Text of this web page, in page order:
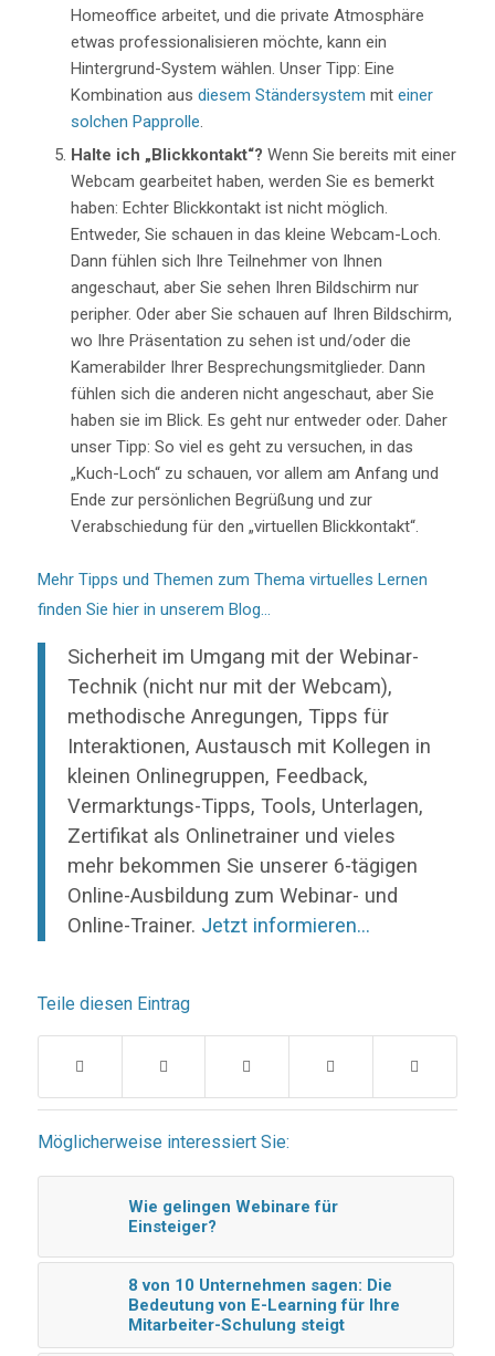
Homeoffice arbeitet, und die private Atmosphäre
etwas professionalisieren möchte, kann ein
Hintergrund-System wählen. Unser Tipp: Eine
Kombination aus diesem Ständersystem mit einer
solchen Papprolle.
Halte ich „Blickkontakt“? Wenn Sie bereits mit einer
Webcam gearbeitet haben, werden Sie es bemerkt
haben: Echter Blickkontakt ist nicht möglich.
Entweder, Sie schauen in das kleine Webcam-Loch.
Dann fühlen sich Ihre Teilnehmer von Ihnen
angeschaut, aber Sie sehen Ihren Bildschirm nur
peripher. Oder aber Sie schauen auf Ihren Bildschirm,
wo Ihre Präsentation zu sehen ist und/oder die
Kamerabilder Ihrer Besprechungsmitglieder. Dann
fühlen sich die anderen nicht angeschaut, aber Sie
haben sie im Blick. Es geht nur entweder oder. Daher
unser Tipp: So viel es geht zu versuchen, in das
„Kuch-Loch“ zu schauen, vor allem am Anfang und
Ende zur persönlichen Begrüßung und zur
Verabschiedung für den „virtuellen Blickkontakt“.
Mehr Tipps und Themen zum Thema virtuelles Lernen
finden Sie hier in unserem Blog…
Sicherheit im Umgang mit der Webinar-
Technik (nicht nur mit der Webcam),
methodische Anregungen, Tipps für
Interaktionen, Austausch mit Kollegen in
kleinen Onlinegruppen, Feedback,
Vermarktungs-Tipps, Tools, Unterlagen,
Zertifikat als Onlinetrainer und vieles
mehr bekommen Sie unserer 6-tägigen
Online-Ausbildung zum Webinar- und
Online-Trainer. Jetzt informieren…
Teile diesen Eintrag
Möglicherweise interessiert Sie:
Wie gelingen Webinare für
Einsteiger?
8 von 10 Unternehmen sagen: Die
Bedeutung von E-Learning für Ihre
Mitarbeiter-Schulung steigt